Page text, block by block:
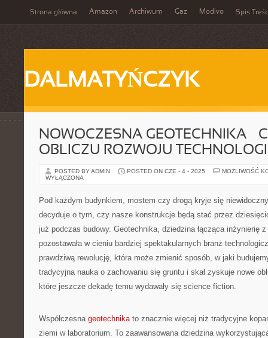
Strona główna Amazon Archiwum Gaz Modivo Spis
DALMATYŃCZYK
NOWOCZESNA GEOTECHNIKA –
OBLICZU ROZWOJU
POSTED BY ADMIN POSTED ON CZE - 4 - 2025
MOŻLIWOŚĆ
WYŁĄCZONA
Pod każdym budynkiem, mostem czy drogą kryje się
decyduje o tym, czy nasze konstrukcje będą stać przez
już podczas budowy. Geotechnika, dziedzina łącząca inżynierię
pozostawała w cieniu bardziej spektakularnych branż
prawdziwą rewolucję, która może zmienić sposób, w jaki
tradycyjna nauka o zachowaniu się gruntu i skał zyskuje nowe
które jeszcze dekadę temu wydawały się science fiction.
Współczesna geotechnikato znacznie więcej niż tradycyjne
ziemi w laboratorium. To zaawansowana dziedzina